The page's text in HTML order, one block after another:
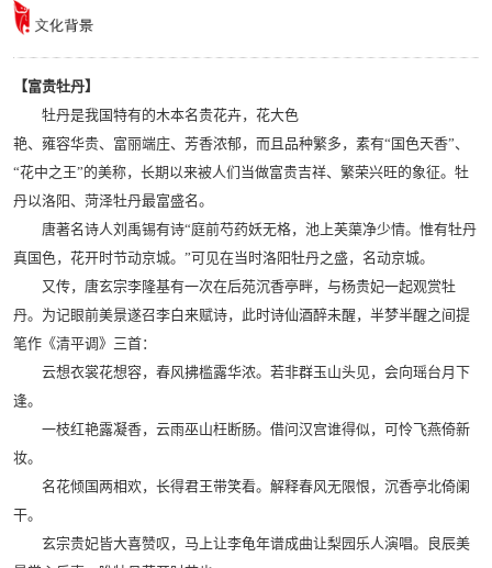
【富贵牡丹】
牡丹是我国特有的木本名贵花卉，花大色
艳、雍容华贵、富丽端庄、芳香浓郁，而且品种繁多，素有“国色天香”、
“花中之王”的美称，长期以来被人们当做富贵吉祥、繁荣兴旺的象征。牡
丹以洛阳、菏泽牡丹最富盛名。
唐著名诗人刘禹锡有诗“庭前芍药妖无格，池上芙蕖净少情。惟有牡丹
真国色，花开时节动京城。”可见在当时洛阳牡丹之盛，名动京城。
又传，唐玄宗李隆基有一次在后苑沉香亭畔，与杨贵妃一起观赏牡
丹。为记眼前美景遂召李白来赋诗，此时诗仙酒醉未醒，半梦半醒之间提
笔作《清平调》三首：
云想衣裳花想容，春风拂槛露华浓。若非群玉山头见，会向瑶台月下
逢。
一枝红艳露凝香，云雨巫山枉断肠。借问汉宫谁得似，可怜飞燕倚新
妆。
名花倾国两相欢，长得君王带笑看。解释春风无限恨，沉香亭北倚阑
干。
玄宗贵妃皆大喜赞叹，马上让李龟年谱成曲让梨园乐人演唱。良辰美